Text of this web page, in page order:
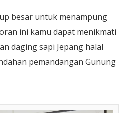
besar untuk menampung
ini kamu dapat menikmati
daging sapi Jepang halal
pemandangan Gunung